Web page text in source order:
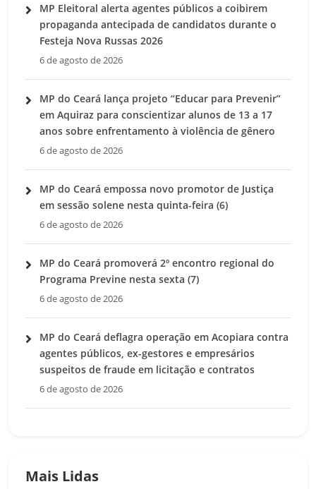
MP Eleitoral alerta agentes públicos a coibirem
propaganda antecipada de candidatos durante o
Festeja Nova Russas 2026
6 de agosto de 2026
MP do Ceará lança projeto “Educar para Prevenir”
em Aquiraz para conscientizar alunos de 13 a 17
anos sobre enfrentamento à violência de gênero
6 de agosto de 2026
MP do Ceará empossa novo promotor de Justiça
em sessão solene nesta quinta-feira (6)
6 de agosto de 2026
MP do Ceará promoverá 2º encontro regional do
Programa Previne nesta sexta (7)
6 de agosto de 2026
MP do Ceará deflagra operação em Acopiara contra
agentes públicos, ex-gestores e empresários
suspeitos de fraude em licitação e contratos
6 de agosto de 2026
Mais Lidas